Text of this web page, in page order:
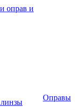
Оправы